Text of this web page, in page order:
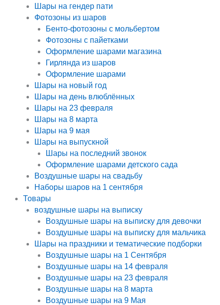
Шары на гендер пати
Фотозоны из шаров
Бенто-фотозоны с мольбертом
Фотозоны с пайетками
Оформление шарами магазина
Гирлянда из шаров
Оформление шарами
Шары на новый год
Шары на день влюблённых
Шары на 23 февраля
Шары на 8 марта
Шары на 9 мая
Шары на выпускной
Шары на последний звонок
Оформление шарами детского сада
Воздушные шары на свадьбу
Наборы шаров на 1 сентября
Товары
воздушные шары на выписку
Воздушные шары на выписку для девочки
Воздушные шары на выписку для мальчика
Шары на праздники и тематические подборки
Воздушные шары на 1 Сентября
Воздушные шары на 14 февраля
Воздушные шары на 23 февраля
Воздушные шары на 8 марта
Воздушные шары на 9 Мая